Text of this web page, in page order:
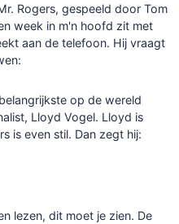
Rogers, gespeeld door Tom
week in m'n hoofd zit met
aan de telefoon. Hij vraagt
op de wereld
Lloyd Vogel. Lloyd is
is even stil. Dan zegt hij:
lezen, dit moet je zien. De